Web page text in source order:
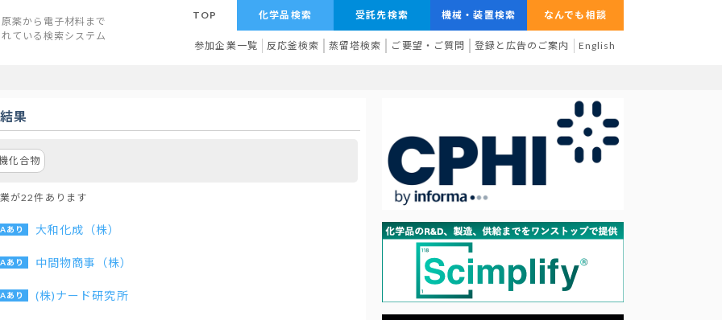
薬から電子材料まで
ている検索システム
TOP 化学品検索 受託先検索 機械・装置検索 なんでも相談
参加企業一覧 反応釜検索 蒸留塔検索 ご要望・ご質問 登録と広告のご案内 English
果
化合物
が22件あります
大和化成（株）
中間物商事（株）
(株)ナード研究所